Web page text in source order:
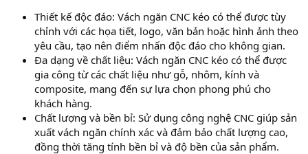
Thiết kế độc đáo: Vách ngăn CNC kéo có thể được tùy
chỉnh với các họa tiết, logo, văn bản hoặc hình ảnh theo
yêu cầu, tạo nên điểm nhấn độc đáo cho không gian.
Đa dạng về chất liệu: Vách ngăn CNC kéo có thể được
gia công từ các chất liệu như gỗ, nhôm, kính và
composite, mang đến sự lựa chọn phong phú cho
khách hàng.
Chất lượng và bền bỉ: Sử dụng công nghệ CNC giúp sản
xuất vách ngăn chính xác và đảm bảo chất lượng cao,
đồng thời tăng tính bền bỉ và độ bền của sản phẩm.